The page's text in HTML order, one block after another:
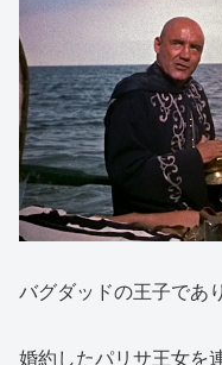
バグダッドの王子であ
婚約したパリサ王女を